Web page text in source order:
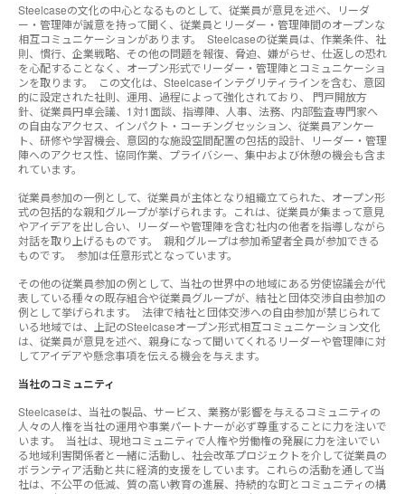
Steelcaseの文化の中心となるものとして、従業員が意見を述べ、リーダ
ー・管理陣が誠意を持って聞く、従業員とリーダー・管理陣間のオープンな
相互コミュニケーションがあります。 Steelcaseの従業員は、作業条件、社
則、慣行、企業戦略、その他の問題を報復、脅迫、嫌がらせ、仕返しの恐れ
を心配することなく、オープン形式でリーダー・管理陣とコミュニケーショ
ンを取ります。 この文化は、Steelcaseインテグリティラインを含む、意図
的に設定された社則、運用、過程によって強化されており、 門戸開放方
針、従業員円卓会議、1対1面談、指導陣、人事、法務、内部監査専門家へ
の自由なアクセス、インパクト・コーチングセッション、従業員アンケー
ト、研修や学習機会、意図的な施設空間配置の包括的設計、リーダー・管理
陣へのアクセス性、協同作業、プライバシー、集中および休憩の機会も含ま
れています。
従業員参加の一例として、従業員が主体となり組織立てられた、オープン形
式の包括的な親和グループが挙げられます。これは、従業員が集まって意見
やアイデアを出し合い、リーダーや管理陣を含む社内の他者を指導しながら
対話を取り上げるものです。 親和グループは参加希望者全員が参加できる
ものです。 参加は任意形式となっています。
その他の従業員参加の例として、当社の世界中の地域にある労使協議会が代
表している種々の既存組合や従業員グループが、結社と団体交渉自由参加の
例として挙げられます。 法律で結社と団体交渉への自由参加が禁じられて
いる地域では、上記のSteelcaseオープン形式相互コミュニケーション文化
は、従業員が意見を述べ、親身になって聞いてくれるリーダーや管理陣に対
してアイデアや懸念事項を伝える機会を与えます。
当社のコミュニティ
Steelcaseは、当社の製品、サービス、業務が影響を与えるコミュニティの
人々の人権を当社の運用や事業パートナーが必ず尊重することに力を注いで
います。 当社は、現地コミュニティで人権や労働権の発展に力を注いでい
る地域利害関係者と一緒に活動し、社会改革プロジェクトを介して従業員の
ボランティア活動と共に経済的支援をしています。これらの活動を通して当
社は、不公平の低減、質の高い教育の進展、持続的な町とコミュニティの構